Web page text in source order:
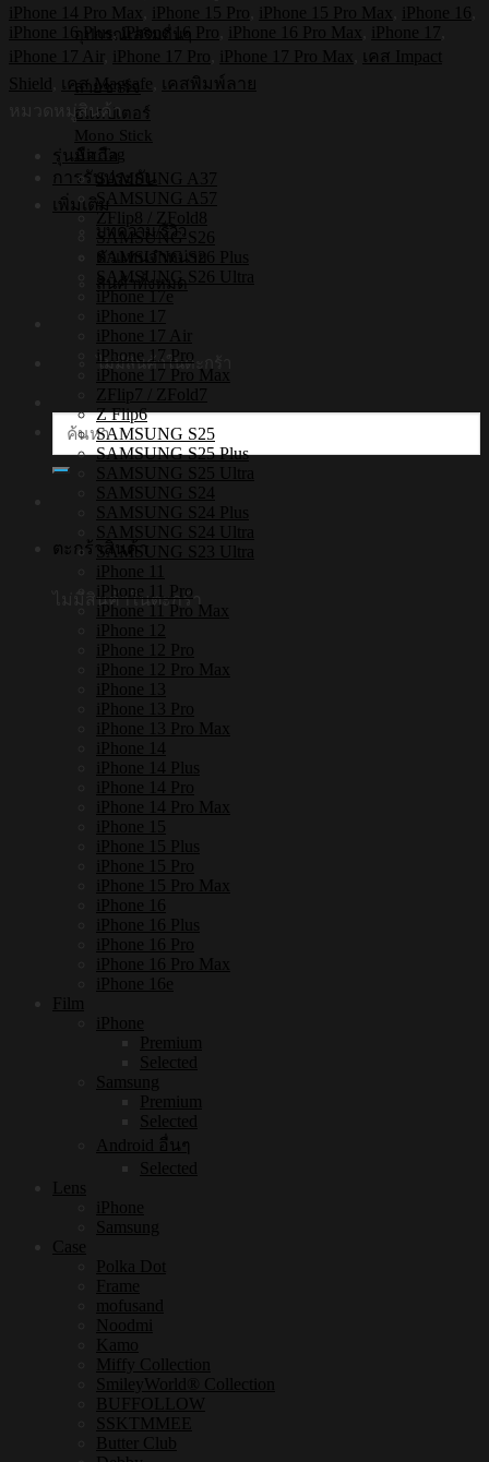
อุปกรณ์เสริมอื่นๆ
สายชาร์จ
อแดปเตอร์
Mono Stick
Air Tag
การรับประกัน
เพิ่มเติม
บทความ/รีวิว
ตัวแทนจำหน่าย
สินค้าทั้งหมด
ไม่มีสินค้าในตะกร้า
ค้นหา:
ตะกร้าสินค้า
ไม่มีสินค้าในตะกร้า
Botanica1
[iPhone17/iPhone16/iPhone15/iPhone14]
-
เคส
กระแทก
ชิ้น
iPhone 14 Pro Max
iPhone 15 Pro iPhone 15 Pro Max iPhone 16
iPhone 16 Plus, iPhone 16 Pro iPhone 16 Pro Max iPhone 17
iPhone 17 Air
iPhone 17 Pro iPhone 17 Pro Max
เคส Impact
Shield
เคส Magsafe
เคสพิมพ์ลาย
หมวดหมู่สินค้า
รุ่นมือถือ
SAMSUNG A37
SAMSUNG A57
ZFlip8 / ZFold8
SAMSUNG S26
SAMSUNG S26 Plus
SAMSUNG S26 Ultra
iPhone 17e
iPhone 17
iPhone 17 Air
iPhone 17 Pro
iPhone 17 Pro Max
ZFlip7 / ZFold7
Z Flip6
SAMSUNG S25
SAMSUNG S25 Plus
SAMSUNG S25 Ultra
SAMSUNG S24
SAMSUNG S24 Plus
SAMSUNG S24 Ultra
SAMSUNG S23 Ultra
iPhone 11
iPhone 11 Pro
iPhone 11 Pro Max
iPhone 12
iPhone 12 Pro
iPhone 12 Pro Max
iPhone 13
iPhone 13 Pro
iPhone 13 Pro Max
iPhone 14
iPhone 14 Plus
iPhone 14 Pro
iPhone 14 Pro Max
iPhone 15
iPhone 15 Plus
iPhone 15 Pro
iPhone 15 Pro Max
iPhone 16
iPhone 16 Plus
iPhone 16 Pro
iPhone 16 Pro Max
iPhone 16e
Film
iPhone
Premium
Selected
Samsung
Premium
Selected
Android อื่นๆ
Selected
Lens
iPhone
Samsung
Case
Polka Dot
Frame
mofusand
Noodmi
Kamo
Miffy Collection
SmileyWorld® Collection
BUFFOLLOW
SSKTMMEE
Butter Club